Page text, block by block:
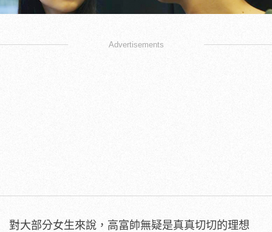
Advertisements
對大部分女生來說，高富帥無疑是真真切切的理想